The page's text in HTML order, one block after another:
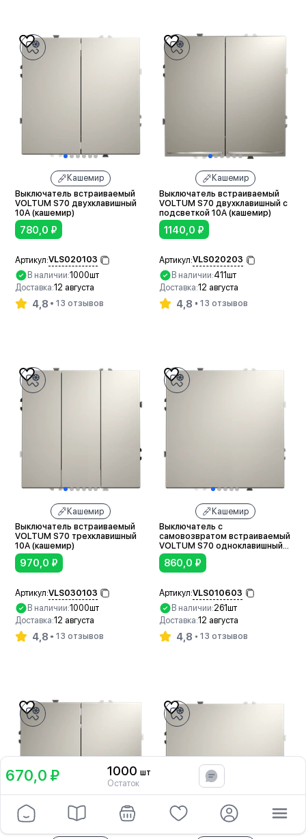
Кашемир
Выключатель встраиваемый
VOLTUM S70 двухклавишный
10А (кашемир)
780,0 ₽
Артикул:VLS020103
В наличии:1000шт
Доставка:12 августа
4,8 13 отзывов
Кашемир
Выключатель встраиваемый
VOLTUM S70 двухклавишный с
подсветкой 10А (кашемир)
1140,0 ₽
Артикул:VLS020203
В наличии:411шт
Доставка:12 августа
4,8 13 отзывов
Кашемир
Выключатель встраиваемый
VOLTUM S70 трехклавишный
10А (кашемир)
970,0 ₽
Артикул:VLS030103
В наличии:1000шт
Доставка:12 августа
4,8 13 отзывов
Кашемир
Выключатель с
самовозвратом встраиваемый
VOLTUM S70 одноклавишный
10А (кашемир)
860,0 ₽
Артикул:VLS010603
В наличии:261шт
Доставка:12 августа
4,8 13 отзывов
670,0 ₽ 1000 шт
Остаток